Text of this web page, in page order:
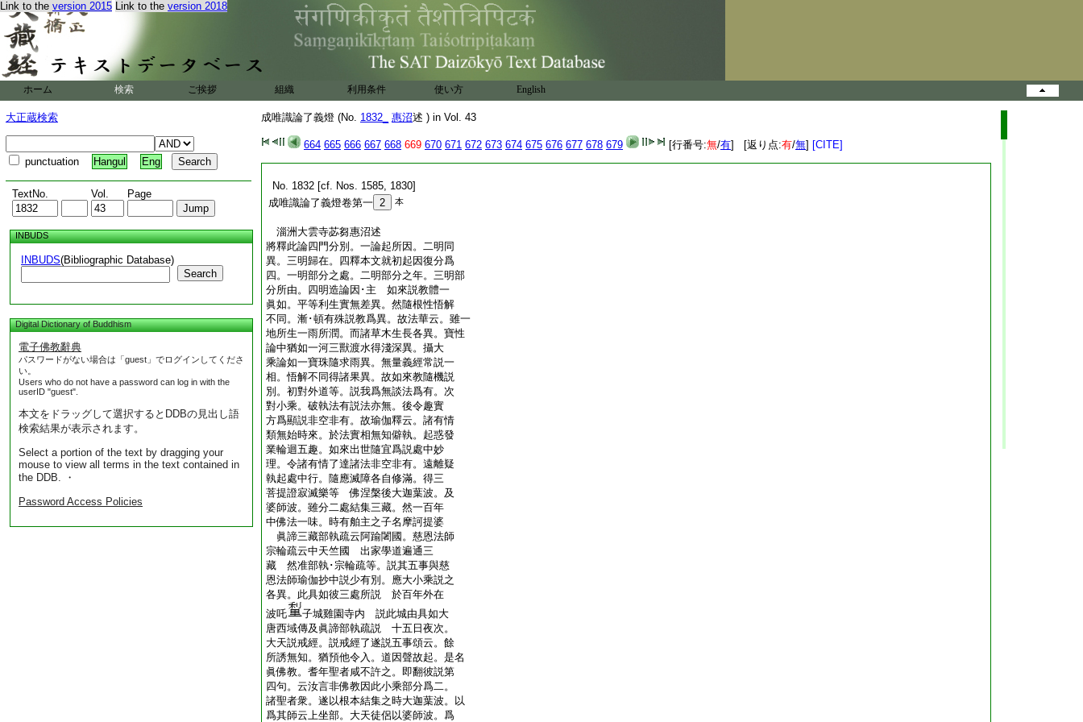
Link to the version 2015 Link to the version 2018
ホーム 検索 ご挨拶 組織 利用条件 使い方 English
大正蔵検索
punctuation Hangul Eng
TextNo. Vol. Page
INBUDS
INBUDS(Bibliographic Database)
Search
Digital Dictionary of Buddhism
電子佛教辭典
パスワードがない場合は「guest」でログインしてくださ
い。
Users who do not have a password can log in with the
userID "guest".
本文をドラッグして選択するとDDBの見出し語
検索結果が表示されます。
Select a portion of the text by dragging your
mouse to view all terms in the text contained in
the DDB. ・
Password Access Policies
成唯識論了義燈 (No. 1832_ 惠沼述 ) in Vol. 43
664 665 666 667 668 669 670 671 672 673 674 675 676 677 678 679 [行番号:無/有] [返り点:有/無] [CITE]
No. 1832 [cf. Nos. 1585, 1830]
成唯識論了義燈卷第一 2 本
淄洲大雲寺苾芻惠沼述
將釋此論四門分別。一論起所因。二明同
異。三明歸在。四釋本文就初起因復分爲
四。一明部分之處。二明部分之年。三明部
分所由。四明造論因･主 如來説教體一
眞如。平等利生實無差異。然隨根性悟解
不同。漸･頓有殊説教爲異。故法華云。雖一
地所生一雨所潤。而諸草木生長各異。寶性
論中猶如一河三獸渡水得淺深異。攝大
乘論如一寶珠隨求雨異。無量義經常説一
相。悟解不同得諸果異。故如來教隨機説
別。初對外道等。説我爲無談法爲有。次
對小乘。破執法有説法亦無。後令趣實
方爲顯説非空非有。故瑜伽釋云。諸有情
類無始時來。於法實相無知僻執。起惑發
業輪迴五趣。如來出世隨宜爲説處中妙
理。令諸有情了達諸法非空非有。遠離疑
執起處中行。隨應滅障各自修滿。得三
菩提證寂滅樂等 佛涅槃後大迦葉波。及
婆師波。雖分二處結集三藏。然一百年
中佛法一味。時有舶主之子名摩訶提婆
眞諦三藏部執疏云阿踰闍國。慈恩法師
宗輪疏云中天竺國 出家學道遍通三
藏 然准部執･宗輪疏等。説其五事與慈
恩法師瑜伽抄中説少有別。應大小乘説之
各異。此具如彼三處所説 於百年外在
波吒
子城雞園寺内 説此城由具如大
唐西域傳及眞諦部執疏説 十五日夜次。
大天説戒經。説戒經了遂説五事頌云。餘
所誘無知。猶預他令入。道因聲故起。是名
眞佛教。耆年聖者咸不許之。即翻彼説第
四句。云汝言非佛教因此小乘部分爲二。
諸聖者衆。遂以根本結集之時大迦葉波。以
爲其師云上坐部。大天徒侶以婆師波。爲